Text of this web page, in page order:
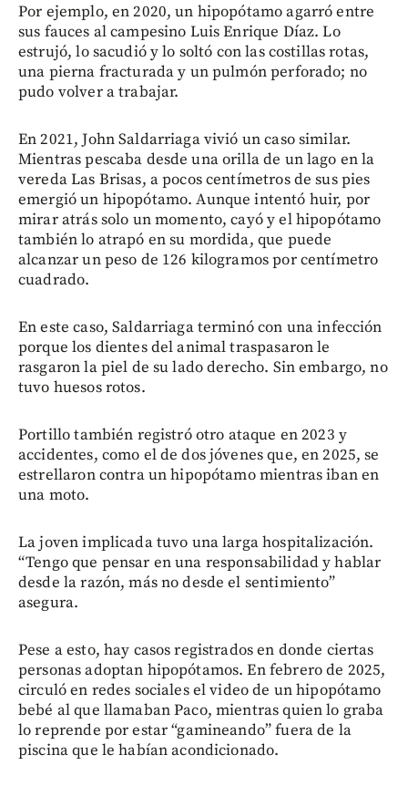
Por ejemplo, en 2020, un hipopótamo agarró entre
sus fauces al campesino Luis Enrique Díaz. Lo
estrujó, lo sacudió y lo soltó con las costillas rotas,
una pierna fracturada y un pulmón perforado; no
pudo volver a trabajar.
En 2021, John Saldarriaga vivió un caso similar.
Mientras pescaba desde una orilla de un lago en la
vereda Las Brisas, a pocos centímetros de sus pies
emergió un hipopótamo. Aunque intentó huir, por
mirar atrás solo un momento, cayó y el hipopótamo
también lo atrapó en su mordida, que puede
alcanzar un peso de 126 kilogramos por centímetro
cuadrado.
En este caso, Saldarriaga terminó con una infección
porque los dientes del animal traspasaron le
rasgaron la piel de su lado derecho. Sin embargo, no
tuvo huesos rotos.
Portillo también registró otro ataque en 2023 y
accidentes, como el de dos jóvenes que, en 2025, se
estrellaron contra un hipopótamo mientras iban en
una moto.
La joven implicada tuvo una larga hospitalización.
“Tengo que pensar en una responsabilidad y hablar
desde la razón, más no desde el sentimiento”
asegura.
Pese a esto, hay casos registrados en donde ciertas
personas adoptan hipopótamos. En febrero de 2025,
circuló en redes sociales el video de un hipopótamo
bebé al que llamaban Paco, mientras quien lo graba
lo reprende por estar “gamineando” fuera de la
piscina que le habían acondicionado.